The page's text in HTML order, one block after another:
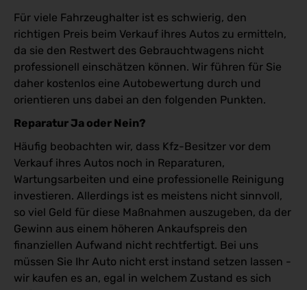
Für viele Fahrzeughalter ist es schwierig, den
richtigen Preis beim Verkauf ihres Autos zu ermitteln,
da sie den Restwert des Gebrauchtwagens nicht
professionell einschätzen können. Wir führen für Sie
daher kostenlos eine Autobewertung durch und
orientieren uns dabei an den folgenden Punkten.
Reparatur Ja oder Nein?
Häufig beobachten wir, dass Kfz-Besitzer vor dem
Verkauf ihres Autos noch in Reparaturen,
Wartungsarbeiten und eine professionelle Reinigung
investieren. Allerdings ist es meistens nicht sinnvoll,
so viel Geld für diese Maßnahmen auszugeben, da der
Gewinn aus einem höheren Ankaufspreis den
finanziellen Aufwand nicht rechtfertigt. Bei uns
müssen Sie Ihr Auto nicht erst instand setzen lassen -
wir kaufen es an, egal in welchem Zustand es sich